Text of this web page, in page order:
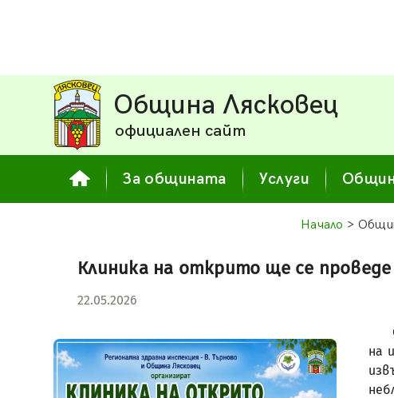
Община Лясковец
официален сайт
За общината Услуги
Начало >
Клиника на открито ще се проведе
22.05.2026
на